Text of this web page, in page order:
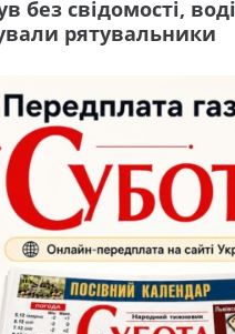
без свідомості,
рятувальники